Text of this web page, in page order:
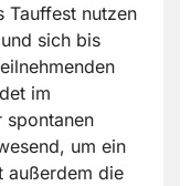
Tauffest nutzen
sich bis
im
um ein
außerdem die